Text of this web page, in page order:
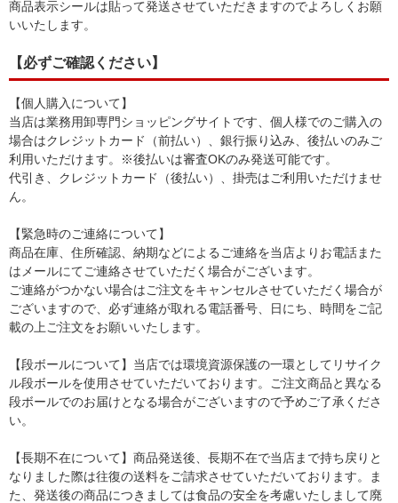
商品表示シールは貼って発送させていただきますのでよろしくお願
いいたします。
【必ずご確認ください】
【個人購入について】
当店は業務用卸専門ショッピングサイトです、個人様でのご購入の
場合はクレジットカード（前払い）、銀行振り込み、後払いのみご
利用いただけます。※後払いは審査OKのみ発送可能です。
代引き、クレジットカード（後払い）、掛売はご利用いただけませ
ん。
【緊急時のご連絡について】
商品在庫、住所確認、納期などによるご連絡を当店よりお電話また
はメールにてご連絡させていただく場合がございます。
ご連絡がつかない場合はご注文をキャンセルさせていただく場合が
ございますので、必ず連絡が取れる電話番号、日にち、時間をご記
載の上ご注文をお願いいたします。
【段ボールについて】当店では環境資源保護の一環としてリサイク
ル段ボールを使用させていただいております。ご注文商品と異なる
段ボールでのお届けとなる場合がございますので予めご了承くださ
い。
【長期不在について】商品発送後、長期不在で当店まで持ち戻りと
なりました際は往復の送料をご請求させていただいております。ま
た、発送後の商品につきましては食品の安全を考慮いたしまして廃